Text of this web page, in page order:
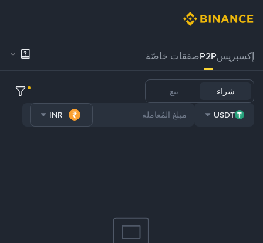
إكسبريسP2Pصفقات خاصّة
شراء بيع
USDT
INR